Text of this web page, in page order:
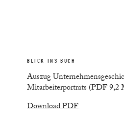
BLICK INS BUCH
Auszug
Mitarbeiterporträts (PDF 9,2
Download PDF